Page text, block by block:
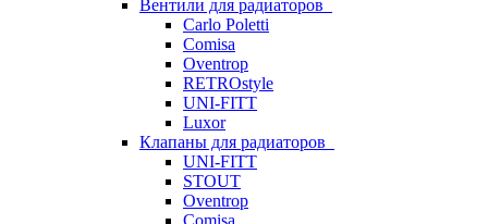
Вентили для радиаторов
Carlo Poletti
Comisa
Oventrop
RETROstyle
UNI-FITT
Luxor
Клапаны для радиаторов
UNI-FITT
STOUT
Oventrop
Comisa